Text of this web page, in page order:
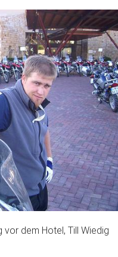
dem Hotel, Till Wiedig